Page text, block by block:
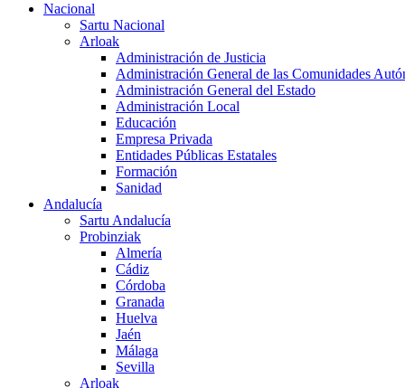
Nacional
Sartu Nacional
Arloak
Administración de Justicia
Administración General de las Comunidades
Administración General del Estado
Administración Local
Educación
Empresa Privada
Entidades Públicas Estatales
Formación
Sanidad
Andalucía
Sartu Andalucía
Probinziak
Almería
Cádiz
Córdoba
Granada
Huelva
Jaén
Málaga
Sevilla
Arloak